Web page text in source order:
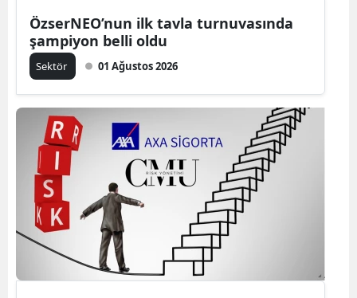
ÖzserNEO’nun ilk tavla turnuvasında
şampiyon belli oldu
Sektör 01 Ağustos 2026